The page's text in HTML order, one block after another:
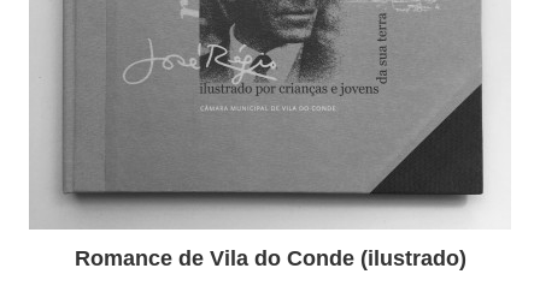
Romance de Vila do Conde (ilustrado)